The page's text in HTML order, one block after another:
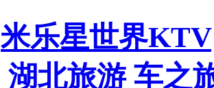
米乐星世界KTV
湖北旅游 车之